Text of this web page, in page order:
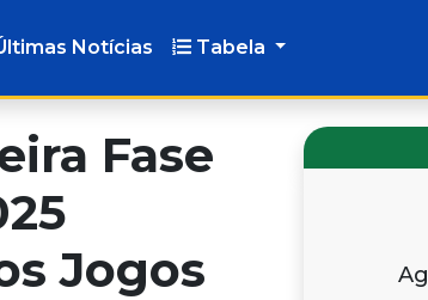
Notícias Tabela
Fase
Jogos